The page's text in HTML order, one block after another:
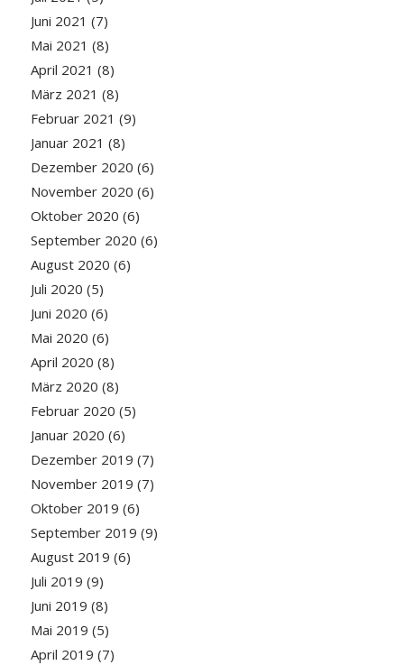
Juni 2021 (7)
Mai 2021 (8)
April 2021 (8)
März 2021 (8)
Februar 2021 (9)
Januar 2021 (8)
Dezember 2020 (6)
November 2020 (6)
Oktober 2020 (6)
September 2020 (6)
August 2020 (6)
Juli 2020 (5)
Juni 2020 (6)
Mai 2020 (6)
April 2020 (8)
März 2020 (8)
Februar 2020 (5)
Januar 2020 (6)
Dezember 2019 (7)
November 2019 (7)
Oktober 2019 (6)
September 2019 (9)
August 2019 (6)
Juli 2019 (9)
Juni 2019 (8)
Mai 2019 (5)
April 2019 (7)